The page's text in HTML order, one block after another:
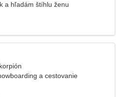
a hľadám štíhlu ženu
a cestovanie